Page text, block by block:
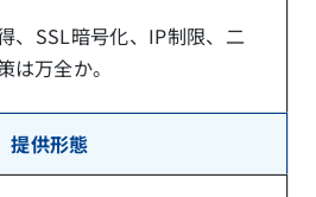
、SSL暗号化、IP制限、二
は万全か。
提供形態